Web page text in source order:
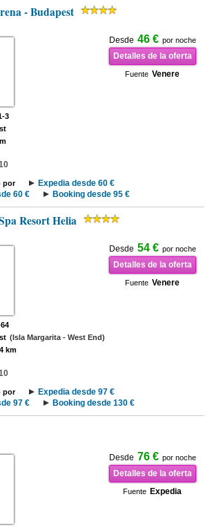
- Budapest
Desde 46 € por noche
Detalles de la oferta
Fuente Venere
3
por
Expedia desde 60 €
60 €
Booking desde 95 €
Resort Helia
Desde 54 € por noche
Detalles de la oferta
Fuente Venere
(Isla Margarita - West End)
km
por
Expedia desde 97 €
97 €
Booking desde 130 €
Desde 76 € por noche
Detalles de la oferta
Fuente Expedia